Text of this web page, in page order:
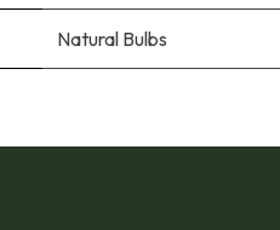
Natural Bulbs